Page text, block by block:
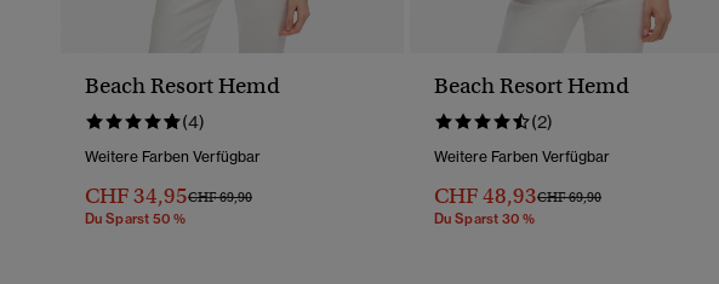
Beach Resort Hemd
(4)
Weitere Farben Verfügbar
CHF 34,95Preis Wurde Reduziert Von
CHF 69,90Bis
Du Sparst 50 %
Beach Resort Hemd
(2)
Weitere Farben Verfügbar
CHF 48,93Preis Wurde Reduziert Von
CHF 69,90Bis
Du Sparst 30 %